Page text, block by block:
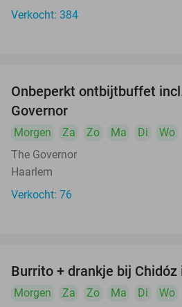
Verkocht: 384
Onbeperkt ontbijtbuffet
Governor
Morgen Za Zo Ma Di
Wo
The Governor
Haarlem
Verkocht: 76
Burrito + drankje bij Chidóz
Morgen Za Zo Ma Di
Wo